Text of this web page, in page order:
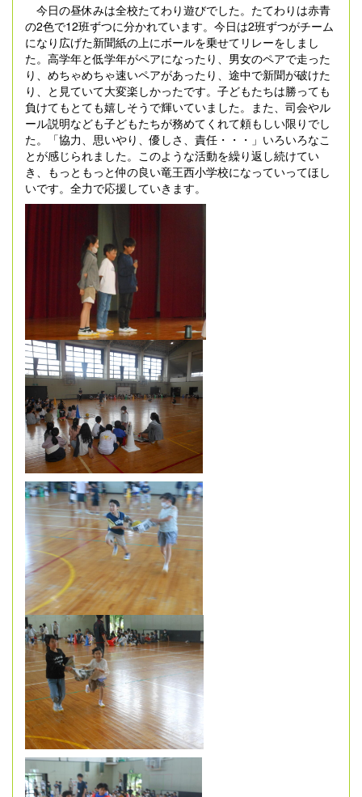
今日の昼休みは全校たてわり遊びでした。たてわりは赤青
の2色で12班ずつに分かれています。今日は2班ずつがチーム
になり広げた新聞紙の上にボールを乗せてリレーをしまし
た。高学年と低学年がペアになったり、男女のペアで走った
り、めちゃめちゃ速いペアがあったり、途中で新聞が破けた
り、と見ていて大変楽しかったです。子どもたちは勝っても
負けてもとても嬉しそうで輝いていました。また、司会やル
ール説明なども子どもたちが務めてくれて頼もしい限りでし
た。「協力、思いやり、優しさ、責任・・・」いろいろなこ
とが感じられました。このような活動を繰り返し続けてい
き、もっともっと仲の良い竜王西小学校になっていってほし
いです。全力で応援していきます。